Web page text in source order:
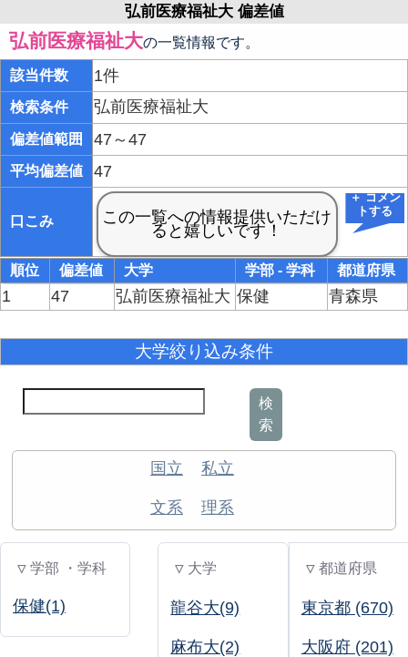
弘前医療福祉大 偏差値
弘前医療福祉大の一覧情報です。
該当件数 1件
検索条件 弘前医療福祉大
偏差値範囲 47～47
平均偏差値 47
口こみ
＋ コメン
トする
順位 偏差値 大学 学部 - 学科 都道府県
1 47 弘前医療福祉大 保健 青森県
大学絞り込み条件
検
索
国立 私立
文系 理系
▽ 学部 ・学科
保健(1)
▽ 大学
龍谷大(9)
麻布大(2)
▽ 都道府県
東京都 (670)
大阪府 (201)